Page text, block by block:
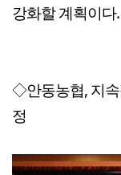
강화할 계획이다.
◇안동농협, 지속
정